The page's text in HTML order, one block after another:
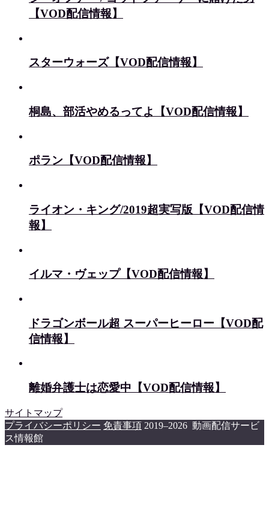
【VOD配信情報】
スターウォーズ【VOD配信情報】
桐島、部活やめるってよ【VOD配信情報】
ポラン【VOD配信情報】
ライオン・キング/2019超実写版【VOD配信情
報】
イルマ・ヴェップ【VOD配信情報】
ドラゴンボール超 スーパーヒーロー【VOD配
信情報】
離婚弁護士は恋愛中【VOD配信情報】
サイトマップ
プライバシーポリシー 免責事項 2019–2026 動画配信サービ
ス情報館